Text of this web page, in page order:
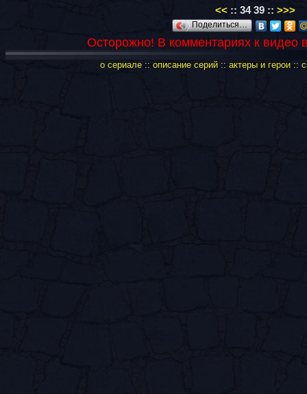
<< :: 34 39 :: >>>
Поделиться…
Осторожно! В комментариях к видео
о сериале:: описание серий:: актеры и герои::